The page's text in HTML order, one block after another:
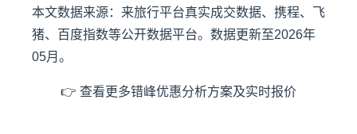
本文数据来源：来旅行平台真实成交数据、携程、飞
猪、百度指数等公开数据平台。数据更新至2026年
05月。
👉 查看更多错峰优惠分析方案及实时报价